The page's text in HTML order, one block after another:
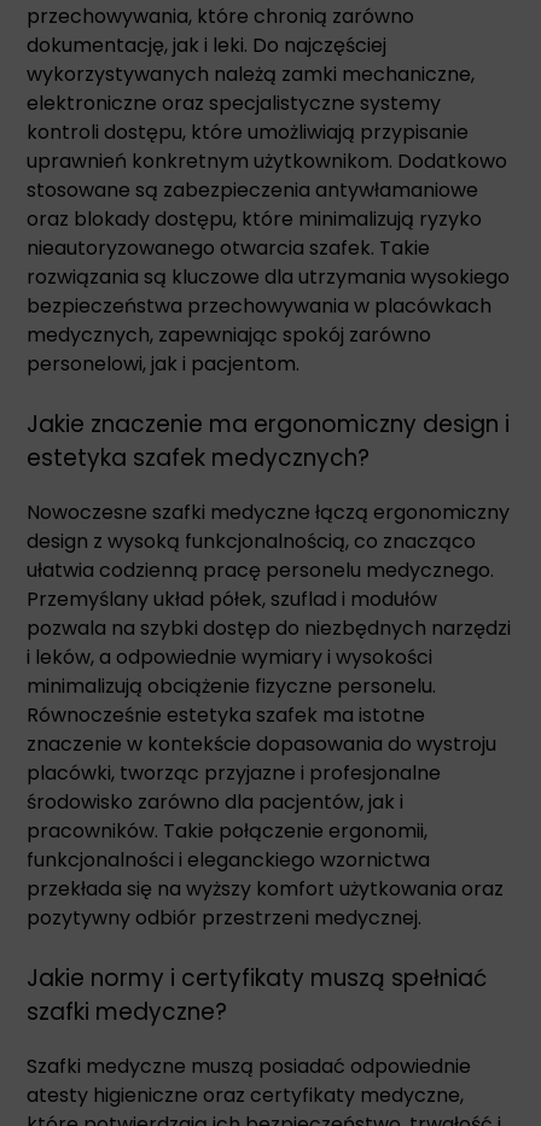
przechowywania, które chronią zarówno
dokumentację, jak i leki. Do najczęściej
wykorzystywanych należą zamki mechaniczne,
elektroniczne oraz specjalistyczne systemy
kontroli dostępu, które umożliwiają przypisanie
uprawnień konkretnym użytkownikom. Dodatkowo
stosowane są zabezpieczenia antywłamaniowe
oraz blokady dostępu, które minimalizują ryzyko
nieautoryzowanego otwarcia szafek. Takie
rozwiązania są kluczowe dla utrzymania wysokiego
bezpieczeństwa przechowywania w placówkach
medycznych, zapewniając spokój zarówno
personelowi, jak i pacjentom.
Jakie znaczenie ma ergonomiczny design i
estetyka szafek medycznych?
Nowoczesne szafki medyczne łączą ergonomiczny
design z wysoką funkcjonalnością, co znacząco
ułatwia codzienną pracę personelu medycznego.
Przemyślany układ półek, szuflad i modułów
pozwala na szybki dostęp do niezbędnych narzędzi
i leków, a odpowiednie wymiary i wysokości
minimalizują obciążenie fizyczne personelu.
Równocześnie estetyka szafek ma istotne
znaczenie w kontekście dopasowania do wystroju
placówki, tworząc przyjazne i profesjonalne
środowisko zarówno dla pacjentów, jak i
pracowników. Takie połączenie ergonomii,
funkcjonalności i eleganckiego wzornictwa
przekłada się na wyższy komfort użytkowania oraz
pozytywny odbiór przestrzeni medycznej.
Jakie normy i certyfikaty muszą spełniać
szafki medyczne?
Szafki medyczne muszą posiadać odpowiednie
atesty higieniczne oraz certyfikaty medyczne,